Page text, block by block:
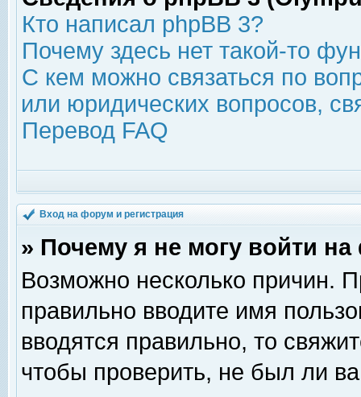
Кто написал phpBB 3?
Почему здесь нет такой-то
С кем можно связаться по
или юридических вопросов,
Перевод FAQ
Вход на форум и регистрация
» Почему я не могу войти
Возможно несколько причин.
правильно вводите имя
вводятся правильно, то
чтобы проверить, не был ли